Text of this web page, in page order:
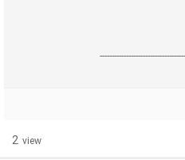
2 view